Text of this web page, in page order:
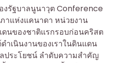
งรัฐบาลนูนาวุต Conference
าแห่งแคนาดา หน่วยงาน
นของชาติแรกรอบก่อนคริสต
เนินงานของเราในดินแดน
ประโยชน์ ลำดับความสำคัญ